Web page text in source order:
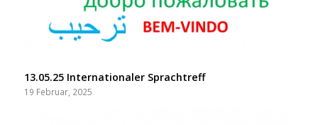
13.05.25 Internationaler Sprachtreff
19 Februar, 2025